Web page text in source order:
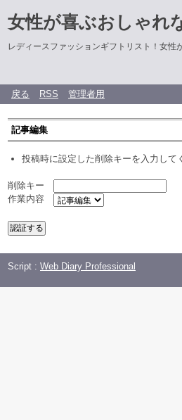
女性が喜ぶおしゃれ
レディースファッションギフトリスト！女性
戻る RSS 管理者用
記事編集
投稿時に設定した削除キーを入力して
削除キー
作業内容
Script : Web Diary Professional